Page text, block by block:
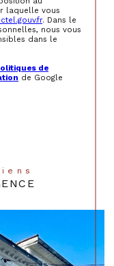
laquelle vous
. Dans le
nous vous
dans le
de
de Google